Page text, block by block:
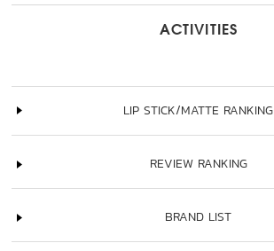
ACTIVITIES
LIP STICK/MATTE RANKING
REVIEW RANKING
BRAND LIST